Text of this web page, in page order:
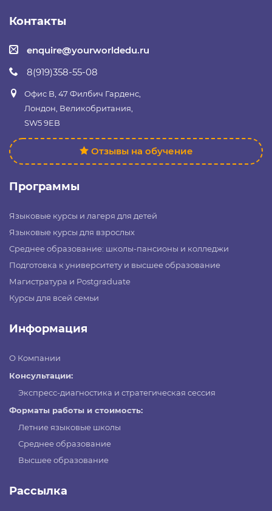
Контакты
enquire@yourworldedu.ru
8(919)358-55-08
Офис B, 47 Филбич Гарденс,
Лондон, Великобритания,
SW5 9EB
Отзывы на обучение
Программы
Языковые курсы и лагеря для детей
Языковые курсы для взрослых
Среднее образование: школы-пансионы и колледжи
Подготовка к университету и высшее образование
Магистратура и Postgraduate
Курсы для всей семьи
Информация
О Компании
Консультации:
Экспресс-диагностика и стратегическая сессия
Форматы работы и стоимость:
Летние языковые школы
Среднее образование
Высшее образование
Рассылка